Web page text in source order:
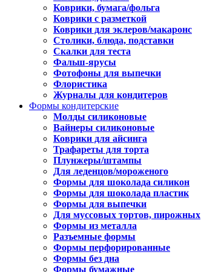
Коврики, бумага/фольга
Коврики с разметкой
Коврики для эклеров/макаронс
Столики, блюда, подставки
Скалки для теста
Фальш-ярусы
Фотофоны для выпечки
Флористика
Журналы для кондитеров
Формы кондитерские
Молды силиконовые
Вайнеры силиконовые
Коврики для айсинга
Трафареты для торта
Плунжеры/штампы
Для леденцов/мороженого
Формы для шоколада силикон
Формы для шоколада пластик
Формы для выпечки
Для муссовых тортов, пирожных
Формы из металла
Разъемные формы
Формы перфорированные
Формы без дна
Формы бумажные